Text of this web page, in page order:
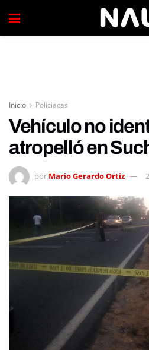
Inicio Policiacas
Vehículo no
atropelló en
por Mario Gerardo Ortiz